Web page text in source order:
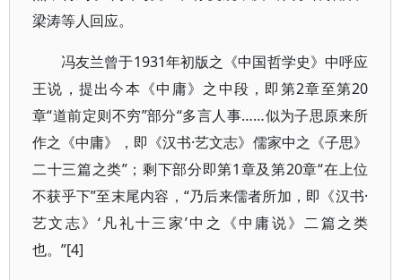
梁涛等人回应。
冯友兰曾于1931年初版之《中国哲学史》中呼应
王说，提出今本《中庸》之中段，即第2章至第20
章“道前定则不穷”部分“多言人事……似为子思原来所
作之《中庸》，即《汉书·艺文志》儒家中之《子思》
二十三篇之类”；剩下部分即第1章及第20章“在上位
不获乎下”至末尾内容，“乃后来儒者所加，即《汉书·
艺文志》‘凡礼十三家’中之《中庸说》二篇之类
也。”[4]